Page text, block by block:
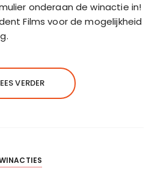
onderaan de winactie in!
Films voor de mogelijkheid
VERDER